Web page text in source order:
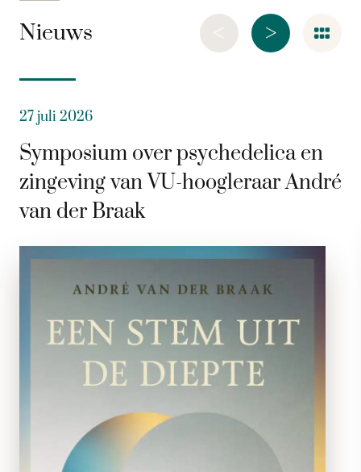
Nieuws >
<
27 juli 2026
Symposium over psychedelica en
zingeving van VU-hoogleraar André
van der Braak